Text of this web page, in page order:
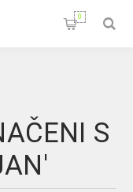
0
S